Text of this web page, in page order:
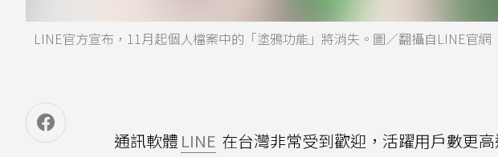
LINE官方宣布，11月起個人檔案中的「塗鴉功能」將消失。圖／翻攝自LINE官網
通訊軟體 LINE 在台灣非常受到歡迎，活躍用戶數更